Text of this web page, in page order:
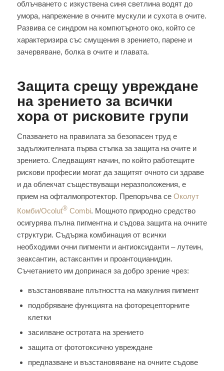
облъчването с изкуствена синя светлина водят до
умора, напрежение в очните мускули и сухота в очите.
Развива се синдром на компютърното око, който се
характеризира със смущения в зрението, парене и
зачервяване, болка в очите и главата.
Защита срещу увреждане
на зрението за всички
хора от рисковите групи
Спазването на правилата за безопасен труд е
задължителната първа стъпка за защита на очите и
зрението. Следващият начин, по който работещите
рискови професии могат да защитят очното си здраве
и да облекчат съществуващи неразположения, е
прием на офталмопротектор. Препоръчва се Околут
Комби/Ocolut®Combi. Мощното природно средство
осигурява пълна пигментна и съдова защита на очните
структури. Съдържа комбинация от всички
необходими очни пигменти и антиоксиданти – лутеин,
зеаксантин, астаксантин и проантоцианидин.
Съчетанието им допринася за добро зрение чрез:
възстановяване плътността на макулния пигмент
подобряване функцията на фоторецепторните
клетки
засилване остротата на зрението
защита от фототоксично увреждане
предпазване и възстановяване на очните съдове